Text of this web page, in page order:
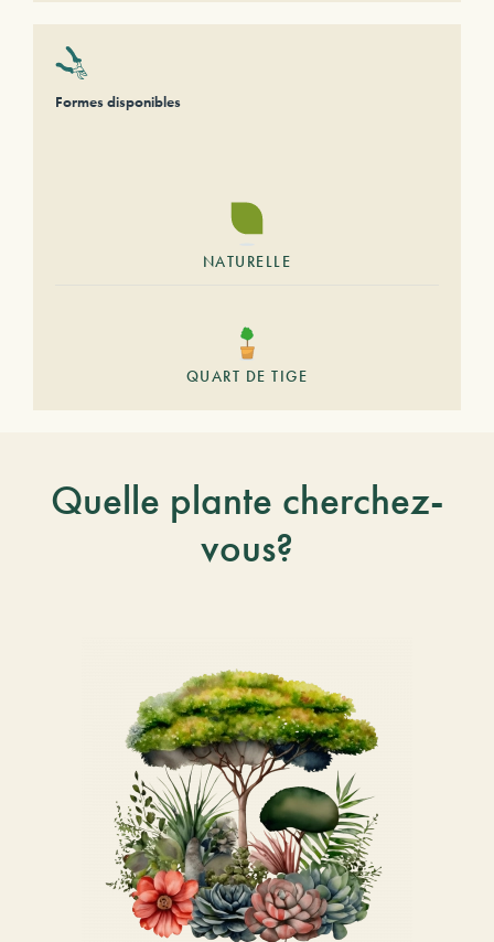
Formes disponibles
NATURELLE
QUART DE TIGE
Quelle plante cherchez-
vous?